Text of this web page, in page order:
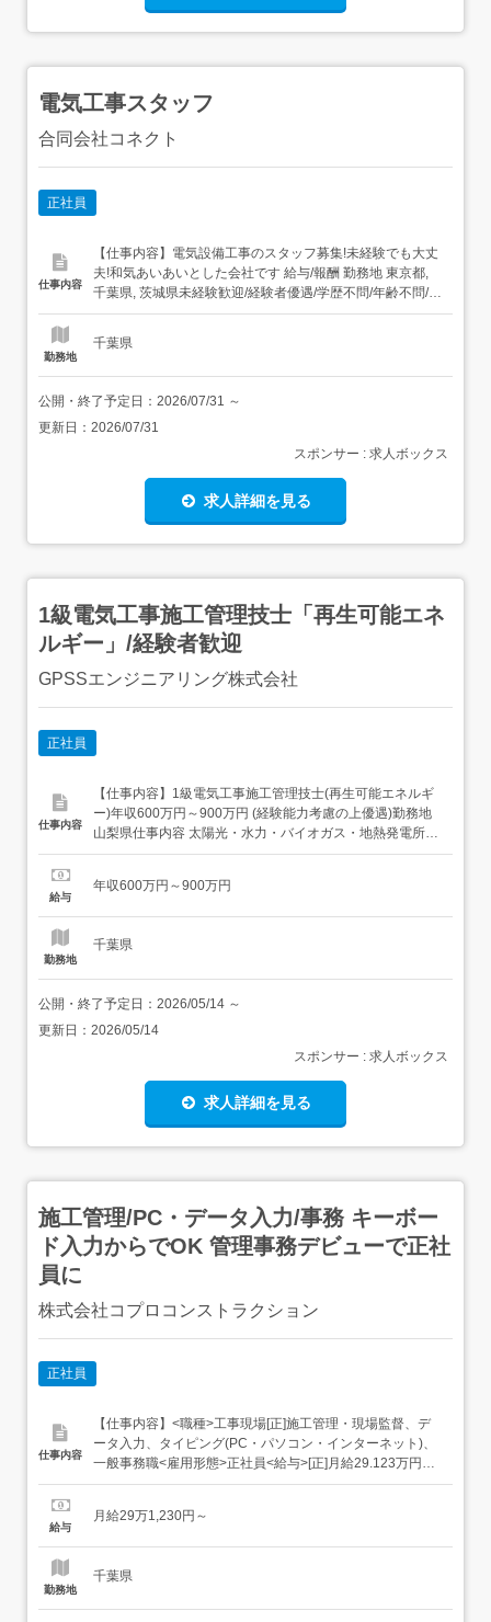
電気工事スタッフ
合同会社コネクト
正社員
仕事内容
【仕事内容】電気設備工事のスタッフ募集!未経験でも大丈
夫!和気あいあいとした会社です 給与/報酬 勤務地 東京都,
千葉県, 茨城県未経験歓迎/経験者優遇/学歴不問/年齢不問/資
格取得支援あり 募集背景新設法人のオープニングスタッフ
います!経験は問いませんので、未経験の方も安心してご応
勤務地
千葉県
公開・終了予定日： 2026/07/31 ～
更新日： 2026/07/31
スポンサー : 求人ボックス
求人詳細を見る
1級電気工事施工管理技士「再生可能エネ
ルギー」/経験者歓迎
GPSSエンジニアリング株式会社
正社員
仕事内容
【仕事内容】1級電気工事施工管理技士(再生可能エネルギ
ー)年収600万円～900万円 (経験能力考慮の上優遇)勤務地
山梨県仕事内容 太陽光・水力・バイオガス・地熱発電所建
設現場における(建設前から建設完了までの)施工管理を担
スタースケジュール作成から日々の実施(修正)工程管理(
給与
年収600万円～900万円
勤務地
千葉県
公開・終了予定日： 2026/05/14 ～
更新日： 2026/05/14
スポンサー : 求人ボックス
求人詳細を見る
施工管理/PC・データ入力/事務 キーボー
ド入力からでOK 管理事務デビューで正社
員に
株式会社コプロコンストラクション
正社員
仕事内容
【仕事内容】<職種>工事現場[正]施工管理・現場監督、デ
ータ入力、タイピング(PC・パソコン・インターネット)、
一般事務職<雇用形態>正社員<給与>[正]月給29.123万円～
交通費:全額支給 残業代は「1分単位」で支給します! 経験
460万円(24歳/入社1年目)年収650万円(30歳/入社5年目)
給与
月給29万1,230円～
勤務地
千葉県